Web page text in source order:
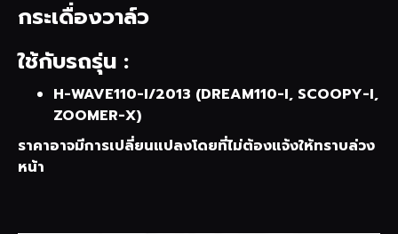
กระเดื่องวาล์ว
ใช้กับรถรุ่น :
H-WAVE110-I/2013 (DREAM110-I, SCOOPY-I,
ZOOMER-X)
ราคาอาจมีการเปลี่ยนแปลงโดยที่ไม่ต้องแจ้งให้ทราบล่วง
หน้า